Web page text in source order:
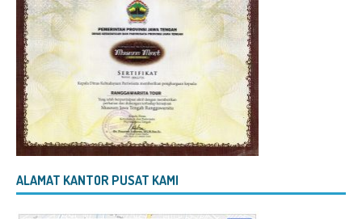
ALAMAT KANTOR PUSAT KAMI